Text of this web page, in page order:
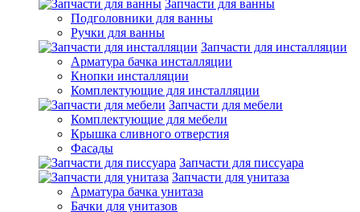
Запчасти для ванны
Подголовники для ванны
Ручки для ванны
Запчасти для инсталляции
Арматура бачка инсталляции
Кнопки инсталляции
Комплектующие для инсталляции
Запчасти для мебели
Комплектующие для мебели
Крышка сливного отверстия
Фасады
Запчасти для писсуара
Запчасти для унитаза
Арматура бачка унитаза
Бачки для унитазов